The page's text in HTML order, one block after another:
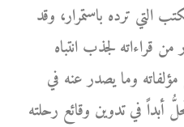
التي ترده باستمرار، وقد
قراءاته لجذب انتباه
مؤلفاته وما يصدر عنه في
أبداً في تدوين وقائع رحلته